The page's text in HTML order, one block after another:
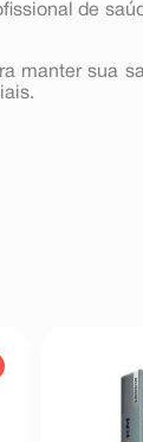
de
manter sua